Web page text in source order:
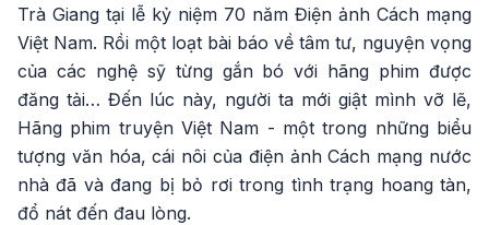
Trà Giang tại lễ kỷ niệm 70 năm Điện ảnh Cách mạng
Việt Nam. Rồi một loạt bài báo về tâm tư, nguyện vọng
của các nghệ sỹ từng gắn bó với hãng phim được
đăng tải… Đến lúc này, người ta mới giật mình vỡ lẽ,
Hãng phim truyện Việt Nam - một trong những biểu
tượng văn hóa, cái nôi của điện ảnh Cách mạng nước
nhà đã và đang bị bỏ rơi trong tình trạng hoang tàn,
đổ nát đến đau lòng.